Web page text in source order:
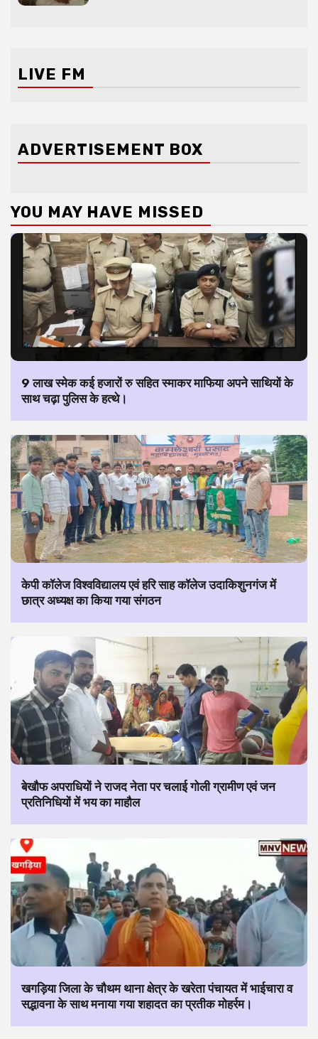
LIVE FM
ADVERTISEMENT BOX
YOU MAY HAVE MISSED
9 लाख स्मेक कई हजारों रु सहित स्माकर माफिया अपने साथियों के
साथ चढ़ा पुलिस के हत्थे।
केपी कॉलेज विश्वविद्यालय एवं हरि साह कॉलेज उदाकिशुनगंज में
छात्र अध्यक्ष का किया गया संगठन
बेखौफ अपराधियों ने राजद नेता पर चलाई गोली ग्रामीण एवं जन
प्रतिनिधियों में भय का माहौल
खगड़िया जिला के चौथम थाना क्षेत्र के खरेता पंचायत में भाईचारा व
सद्भावना के साथ मनाया गया शहादत का प्रतीक मोहर्रम।